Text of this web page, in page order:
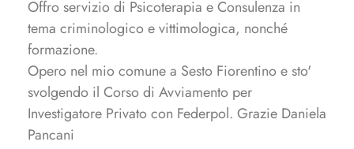
Offro servizio di Psicoterapia e Consulenza in
tema criminologico e vittimologica, nonché
formazione.
Opero nel mio comune a Sesto Fiorentino e sto'
svolgendo il Corso di Avviamento per
Investigatore Privato con Federpol. Grazie Daniela
Pancani